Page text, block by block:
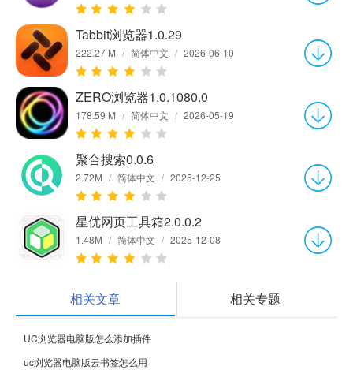
Tabbit浏览器1.0.29
222.27 M / 简体中文 / 2026-06-10
ZERO浏览器1.0.1080.0
178.59 M / 简体中文 / 2026-05-19
聚合搜索0.0.6
2.72M / 简体中文 / 2025-12-25
星优网页工具箱2.0.0.2
1.48M / 简体中文 / 2025-12-08
相关文章 相关专题
UC浏览器电脑版怎么添加插件
uc浏览器电脑版云书签怎么用